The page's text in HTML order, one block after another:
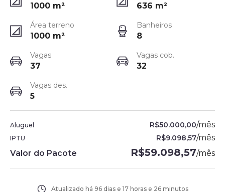
1000 m² 636 m²
Área terreno
1000 m²
Banheiros
8
Vagas
37
Vagas cob.
32
Vagas des.
5
Aluguel R$50.000,00/mês
IPTU R$9.098,57/mês
Valor do Pacote
R$59.098,57/mês
Atualizado há 96 dias e 17 horas e 26 minutos